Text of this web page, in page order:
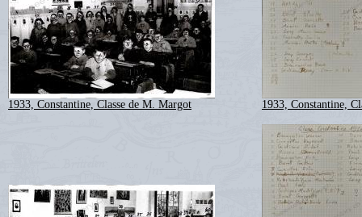
1933, Constantine, Classe de M. Margot 1933, Constantine,